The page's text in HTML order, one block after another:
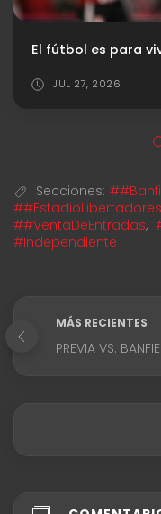
JUL 27, 2026
Secciones:
##VentaDeEntradas,
#Independiente
MÁS RECIENTES
PREVIA VS.